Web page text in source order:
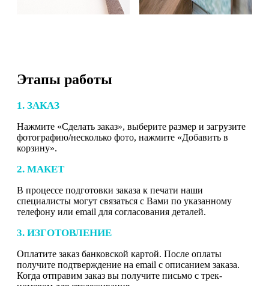
Этапы работы
1. ЗАКАЗ
Нажмите «Сделать заказ», выберите размер и загрузите
фотографию/несколько фото, нажмите «Добавить в
корзину».
2. МАКЕТ
В процессе подготовки заказа к печати наши
специалисты могут связаться с Вами по указанному
телефону или email для согласования деталей.
3. ИЗГОТОВЛЕНИЕ
Оплатите заказ банковской картой. После оплаты
получите подтверждение на email с описанием заказа.
Когда отправим заказ вы получите письмо с трек-